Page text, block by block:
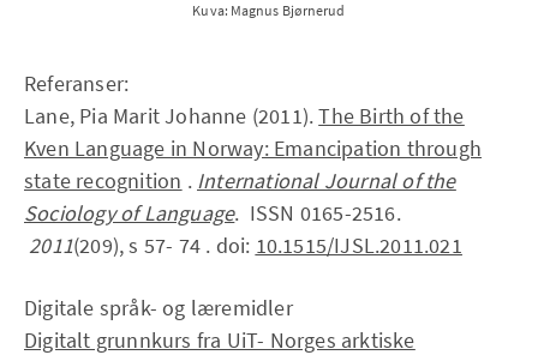
Kuva: Magnus Bjørnerud
Referanser:
Lane, Pia Marit Johanne (2011).The Birth of the
Kven Language in Norway: Emancipation through
state recognition . International Journal of the
Sociology of Language. ISSN 0165-2516.
2011(209), s 57- 74 . doi: 10.1515/IJSL.2011.021
Digitale språk- og læremidler
Digitalt grunnkurs fra UiT- Norges arktiske